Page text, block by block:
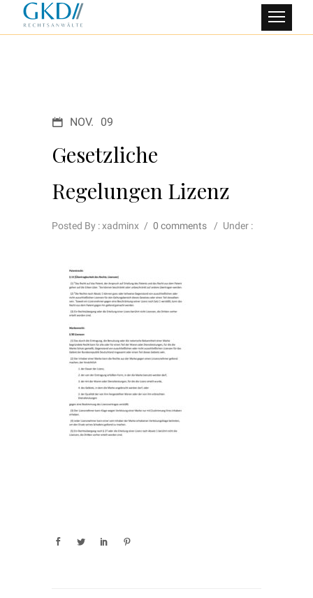
NOV. 09
Gesetzliche
Regelungen Lizenz
Posted By : xadminx / 0 comments / Under :